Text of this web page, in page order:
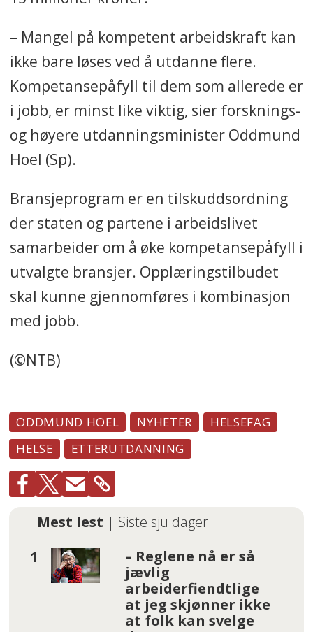
– Mangel på kompetent arbeidskraft kan
ikke bare løses ved å utdanne flere.
Kompetansepåfyll til dem som allerede er
i jobb, er minst like viktig, sier forsknings-
og høyere utdanningsminister Oddmund
Hoel (Sp).
Bransjeprogram er en tilskuddsordning
der staten og partene i arbeidslivet
samarbeider om å øke kompetansepåfyll i
utvalgte bransjer. Opplæringstilbudet
skal kunne gjennomføres i kombinasjon
med jobb.
(©NTB)
ODDMUND HOEL NYHETER
HELSEFAG
HELSE
ETTERUTDANNING
Mest lest | Siste sju dager
– Reglene nå er så
jævlig
arbeiderfiendtlige
at jeg skjønner ikke
at folk kan svelge